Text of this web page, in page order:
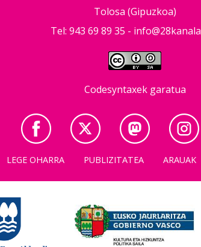
Tolosa (Gipuzkoa)
Tel: 943 69 89 35 -
Codesyntaxek garatua
LEGE OHARRA PUBLIZITATEA ARAUAK